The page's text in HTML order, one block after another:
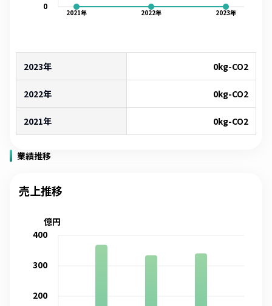
2021年 2022年 2023年
0
2023年 0kg-CO2
2022年 0kg-CO2
2021年 0kg-CO2
業績推移
売上推移
200
300
400
億円